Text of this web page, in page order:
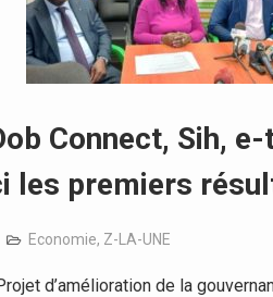
Connect, Sih,
les premiers
Economie, Z-LA-UNE
d’amélioration de la